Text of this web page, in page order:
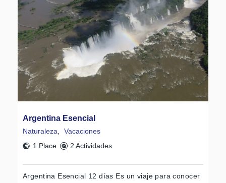
Argentina Esencial
Naturaleza
Vacaciones
1 Place
2 Actividades
Argentina Esencial 12 días Es un viaje para conocer